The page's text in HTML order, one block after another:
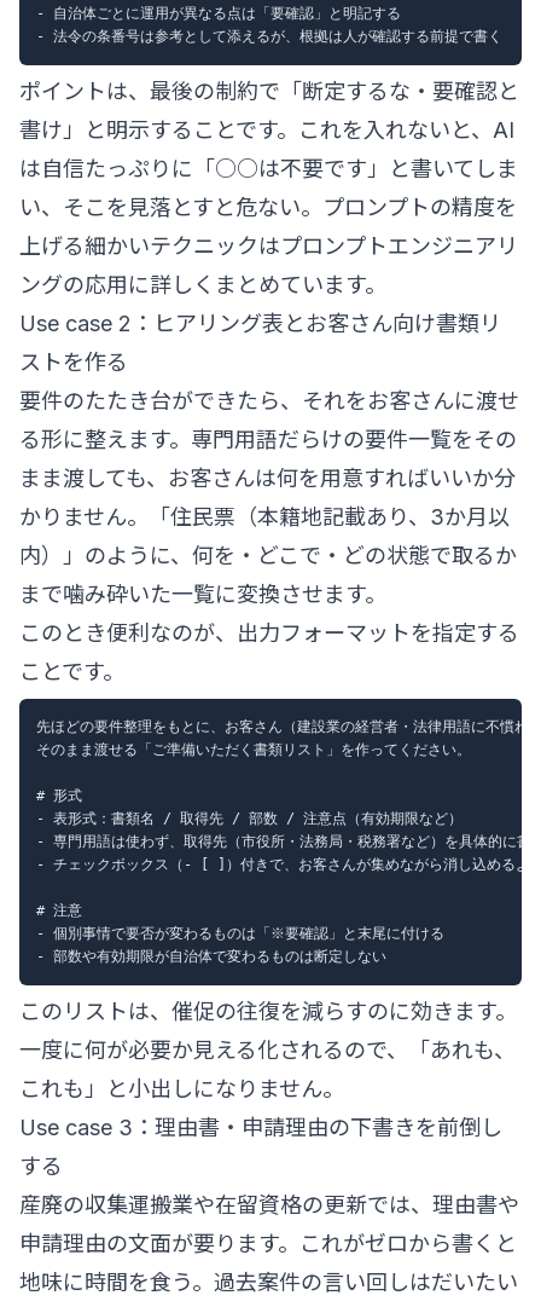
- 自治体ごとに運用が異なる点は「要確認」と明記する
ポイントは、最後の制約で「断定するな・要確認と
書け」と明示することです。これを入れないと、AI
は自信たっぷりに「○○は不要です」と書いてしま
い、そこを見落とすと危ない。プロンプトの精度を
上げる細かいテクニックはプロンプトエンジニアリ
ングの応用に詳しくまとめています。
Use case 2：ヒアリング表とお客さん向け書類リ
ストを作る
要件のたたき台ができたら、それをお客さんに渡せ
る形に整えます。専門用語だらけの要件一覧をその
まま渡しても、お客さんは何を用意すればいいか分
かりません。「住民票（本籍地記載あり、3か月以
内）」のように、何を・どこで・どの状態で取るか
まで噛み砕いた一覧に変換させます。
このとき便利なのが、出力フォーマットを指定する
ことです。
先ほどの要件整理をもとに、お客さん（建設業の経営者・法律用語に不慣れ
そのまま渡せる「ご準備いただく書類リスト」を作ってください。
# 形式
- 表形式：書類名 / 取得先 / 部数 / 注意点（有効期限など）
- 専門用語は使わず、取得先（市役所・法務局・税務署など）を具体的に書
- チェックボックス（- [ ]）付きで、お客さんが集めながら消し込めるよ
# 注意
- 個別事情で要否が変わるものは「※要確認」と末尾に付ける
このリストは、催促の往復を減らすのに効きます。
一度に何が必要か見える化されるので、「あれも、
これも」と小出しになりません。
Use case 3：理由書・申請理由の下書きを前倒し
する
産廃の収集運搬業や在留資格の更新では、理由書や
申請理由の文面が要ります。これがゼロから書くと
地味に時間を食う。過去案件の言い回しはだいたい